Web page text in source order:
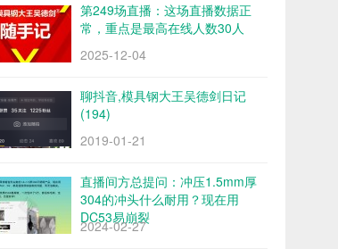
第249场直播：这场直播数据正
常，重点是最高在线人数30人
2025-12-04
聊抖音,模具钢大王吴德剑日记
(194)
2019-01-21
直播间方总提问：冲压1.5mm厚
304的冲头什么耐用？现在用
DC53易崩裂
2024-02-27